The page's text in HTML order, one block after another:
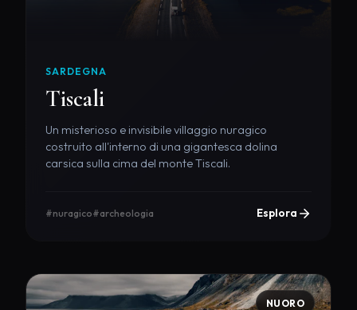
SARDEGNA
Tiscali
Un misterioso e invisibile villaggio nuragico
costruito all'interno di una gigantesca dolina
carsica sulla cima del monte Tiscali.
#nuragico#archeologia Esplora
NUORO